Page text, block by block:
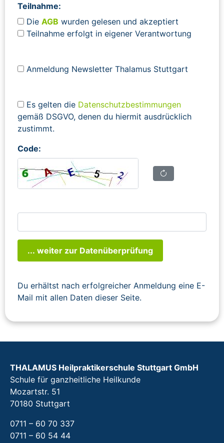
Teilnahme:
Die AGB wurden gelesen und akzeptiert
Teilnahme erfolgt in eigener Verantwortung
Anmeldung Newsletter Thalamus Stuttgart
Es gelten die Datenschutzbestimmungen
gemäß DSGVO, denen du hiermit ausdrücklich
zustimmt.
Code:
... weiter zur Datenüberprüfung
Du erhältst nach erfolgreicher Anmeldung eine E-
Mail mit allen Daten dieser Seite.
THALAMUS Heilpraktikerschule Stuttgart GmbH
Schule für ganzheitliche Heilkunde
Mozartstr. 51
70180 Stuttgart
0711 – 60 70 337
0711 – 60 54 44